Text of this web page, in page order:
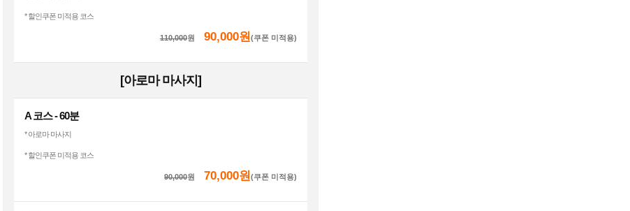
* 할인쿠폰 미적용 코스
110,000원 90,000원 (쿠폰 미적용)
[아로마 마사지]
A 코스 - 60분
* 아로마 마사지
* 할인쿠폰 미적용 코스
90,000원 70,000원 (쿠폰 미적용)